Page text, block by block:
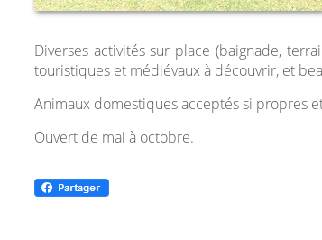
Diverses activités sur place (baignade,
touristiques et médiévaux à découvrir, et
Animaux domestiques acceptés si propres
Ouvert de mai à octobre.